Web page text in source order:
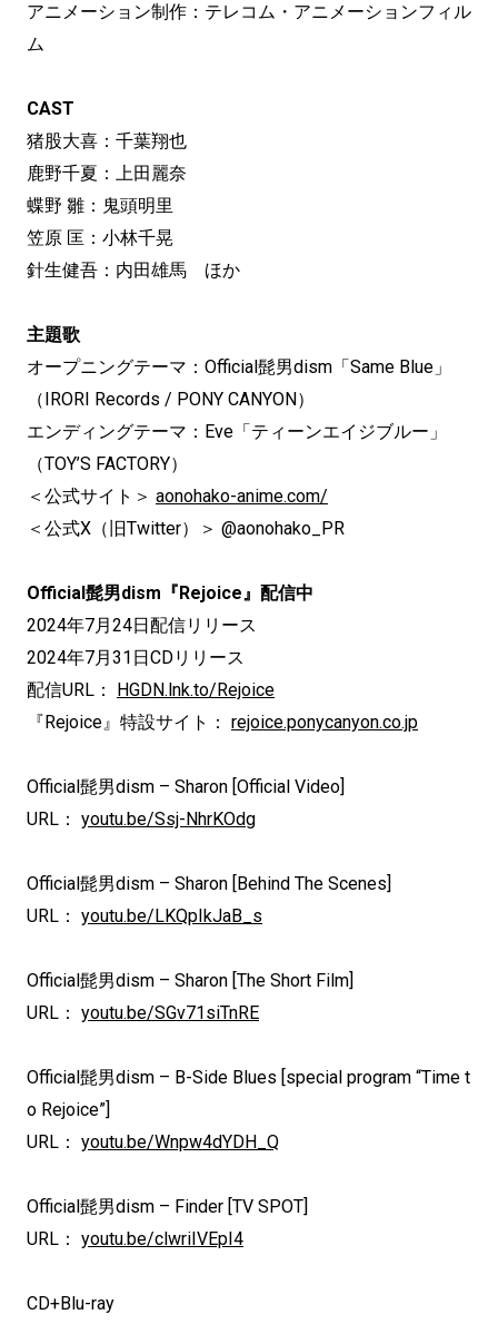
アニメーション制作：テレコム・アニメーションフィル
ム
CAST
猪股大喜：千葉翔也
鹿野千夏：上田麗奈
蝶野 雛：鬼頭明里
笠原 匡：小林千晃
針生健吾：内田雄馬 ほか
主題歌
オープニングテーマ：Official髭男dism「Same Blue」
（IRORI Records / PONY CANYON）
エンディングテーマ：Eve「ティーンエイジブルー」
（TOY’S FACTORY）
＜公式サイト＞ aonohako-anime.com/
＜公式X（旧Twitter）＞ @aonohako_PR
Official髭男dism『Rejoice』配信中
2024年7月24日配信リリース
2024年7月31日CDリリース
配信URL： HGDN.lnk.to/Rejoice
『Rejoice』特設サイト： rejoice.ponycanyon.co.jp
Official髭男dism – Sharon [Official Video]
URL： youtu.be/Ssj-NhrKOdg
Official髭男dism – Sharon [Behind The Scenes]
URL： youtu.be/LKQpIkJaB_s
Official髭男dism – Sharon [The Short Film]
URL： youtu.be/SGv71siTnRE
Official髭男dism – B-Side Blues [special program “Time t
o Rejoice”]
URL： youtu.be/Wnpw4dYDH_Q
Official髭男dism – Finder [TV SPOT]
URL： youtu.be/clwriIVEpI4
CD+Blu-ray